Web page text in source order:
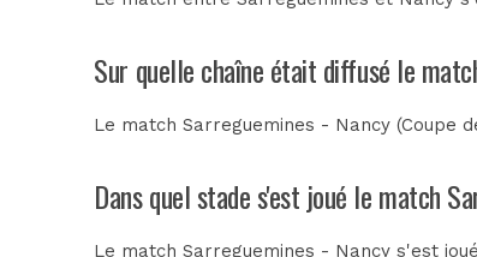
Sur quelle chaîne était diffusé le
Le match Sarreguemines - Nancy (Coupe
Dans quel stade s'est joué le match
Le match Sarreguemines - Nancy s'est